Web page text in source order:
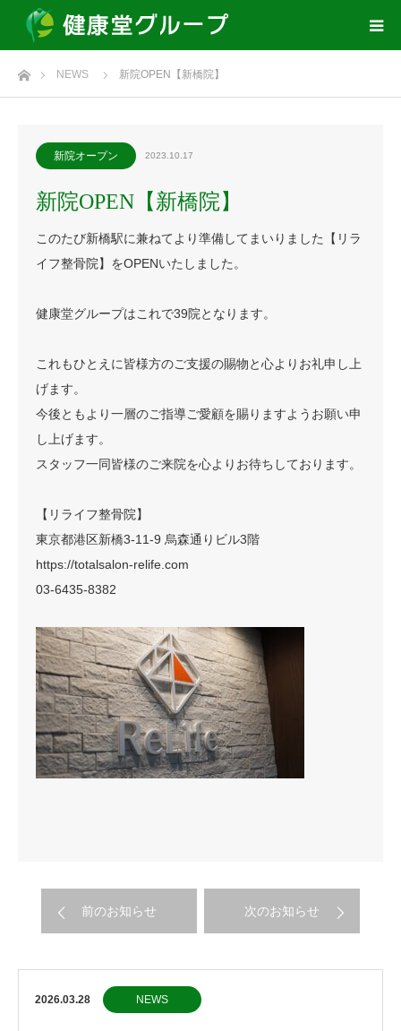
ホームNEWS 新院OPEN【新橋院】
新院オープン 2023.10.17
新院OPEN【新橋院】
このたび新橋駅に兼ねてより準備してまいりました【リラ
イフ整骨院】をOPENいたしました。
健康堂グループはこれで39院となります。
これもひとえに皆様方のご支援の賜物と心よりお礼申し上
げます。
今後ともより一層のご指導ご愛顧を賜りますようお願い申
し上げます。
スタッフ一同皆様のご来院を心よりお待ちしております。
【リライフ整骨院】
東京都港区新橋3-11-9 烏森通りビル3階
https://totalsalon-relife.com
03-6435-8382
前のお知らせ 次のお知らせ
2026.03.28 NEWS